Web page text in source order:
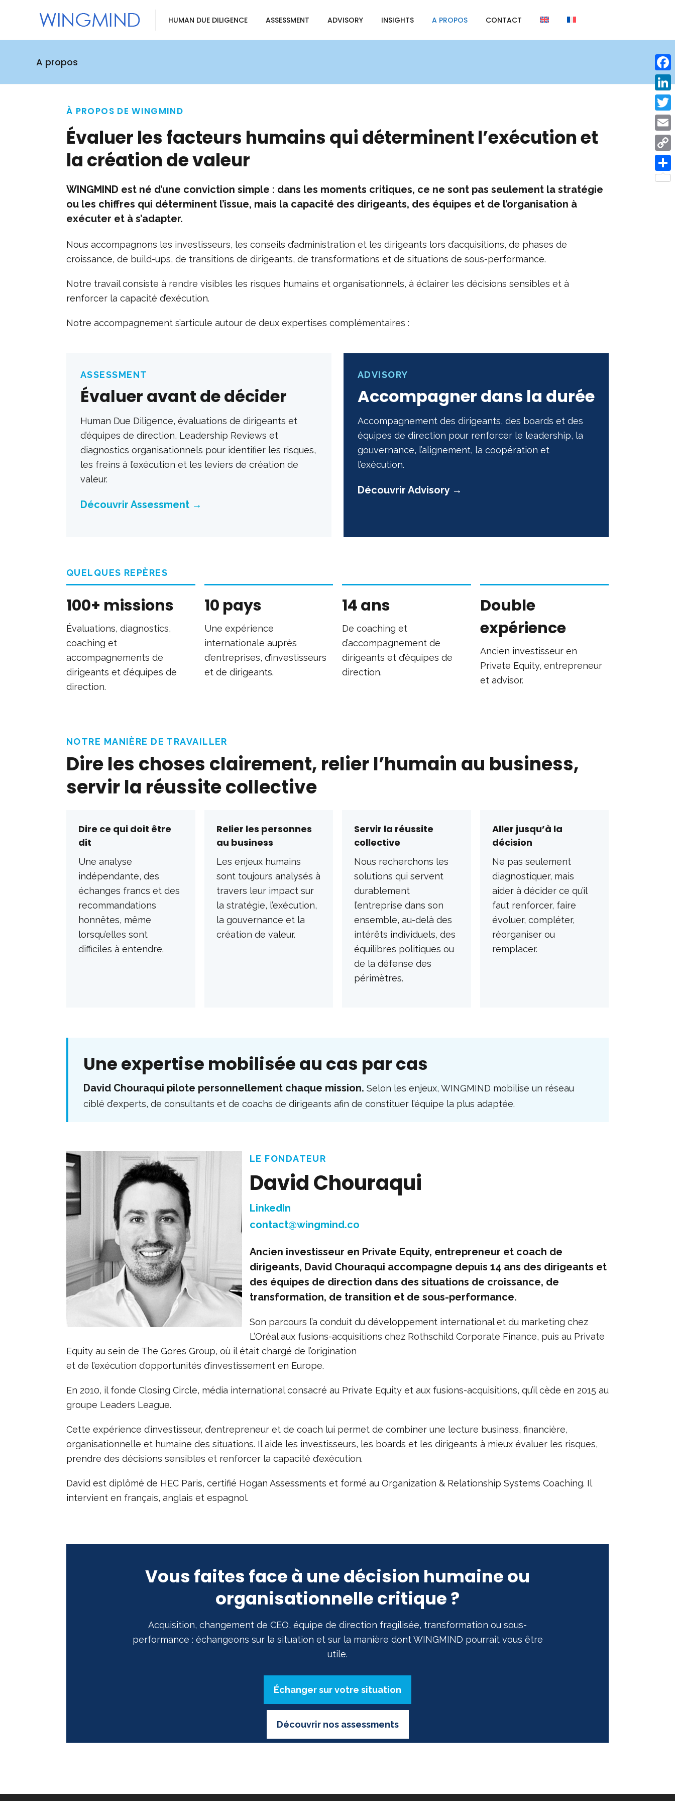
HUMAN DUE DILIGENCE ASSESSMENT ADVISORY INSIGHTS A PROPOS CONTACT
A propos
À PROPOS DE WINGMIND
Évaluer les facteurs humains qui déterminent l’exécution et
la création de valeur
WINGMIND est né d’une conviction simple : dans les moments critiques, ce ne sont pas seulement la stratégie
ou les chiffres qui déterminent l’issue, mais la capacité des dirigeants, des équipes et de l’organisation à
exécuter et à s’adapter.
Nous accompagnons les investisseurs, les conseils d’administration et les dirigeants lors d’acquisitions, de phases de
croissance, de build-ups, de transitions de dirigeants, de transformations et de situations de sous-performance.
Notre travail consiste à rendre visibles les risques humains et organisationnels, à éclairer les décisions sensibles et à
renforcer la capacité d’exécution.
Notre accompagnement s’articule autour de deux expertises complémentaires :
ASSESSMENT
Évaluer avant de décider
Human Due Diligence, évaluations de dirigeants et
d’équipes de direction, Leadership Reviews et
diagnostics organisationnels pour identifier les risques,
les freins à l’exécution et les leviers de création de
valeur.
Découvrir Assessment →
ADVISORY
Accompagner dans la durée
Accompagnement des dirigeants, des boards et des
équipes de direction pour renforcer le leadership, la
gouvernance, l’alignement, la coopération et
l’exécution.
Découvrir Advisory →
QUELQUES REPÈRES
100+ missions
Évaluations, diagnostics,
coaching et
accompagnements de
dirigeants et d’équipes de
direction.
10 pays
Une expérience
internationale auprès
d’entreprises, d’investisseurs
et de dirigeants.
14 ans
De coaching et
d’accompagnement de
dirigeants et d’équipes de
direction.
Double
expérience
Ancien investisseur en
Private Equity, entrepreneur
et advisor.
NOTRE MANIÈRE DE TRAVAILLER
Dire les choses clairement, relier l’humain au business,
servir la réussite collective
Dire ce qui doit être
dit
Une analyse
indépendante, des
échanges francs et des
recommandations
honnêtes, même
lorsqu’elles sont
difficiles à entendre.
Relier les personnes
au business
Les enjeux humains
sont toujours analysés à
travers leur impact sur
la stratégie, l’exécution,
la gouvernance et la
création de valeur.
Servir la réussite
collective
Nous recherchons les
solutions qui servent
durablement
l’entreprise dans son
ensemble, au-delà des
intérêts individuels, des
équilibres politiques ou
de la défense des
périmètres.
Aller jusqu’à la
décision
Ne pas seulement
diagnostiquer, mais
aider à décider ce qu’il
faut renforcer, faire
évoluer, compléter,
réorganiser ou
remplacer.
Une expertise mobilisée au cas par cas
David Chouraqui pilote personnellement chaque mission. Selon les enjeux, WINGMIND mobilise un réseau
ciblé d’experts, de consultants et de coachs de dirigeants afin de constituer l’équipe la plus adaptée.
LE FONDATEUR
David Chouraqui
LinkedIn
contact@wingmind.co
Ancien investisseur en Private Equity, entrepreneur et coach de
dirigeants, David Chouraqui accompagne depuis 14 ans des dirigeants et
des équipes de direction dans des situations de croissance, de
transformation, de transition et de sous-performance.
Son parcours l’a conduit du développement international et du marketing chez
L’Oréal aux fusions-acquisitions chez Rothschild Corporate Finance, puis au Private
Equity au sein de The Gores Group, où il était chargé de l’origination
et de l’exécution d’opportunités d’investissement en Europe.
En 2010, il fonde Closing Circle, média international consacré au Private Equity et aux fusions-acquisitions, qu’il cède en 2015 au
groupe Leaders League.
Cette expérience d’investisseur, d’entrepreneur et de coach lui permet de combiner une lecture business, financière,
organisationnelle et humaine des situations. Il aide les investisseurs, les boards et les dirigeants à mieux évaluer les risques,
prendre des décisions sensibles et renforcer la capacité d’exécution.
David est diplômé de HEC Paris, certifié Hogan Assessments et formé au Organization & Relationship Systems Coaching. Il
intervient en français, anglais et espagnol.
Vous faites face à une décision humaine ou
organisationnelle critique ?
Acquisition, changement de CEO, équipe de direction fragilisée, transformation ou sous-
performance : échangeons sur la situation et sur la manière dont WINGMIND pourrait vous être
utile.
Échanger sur votre situation
Découvrir nos assessments
F
a
c
e
b
o
o
L
i
n
k
e
d
T
w
i
t
E
m
a
C
o
P